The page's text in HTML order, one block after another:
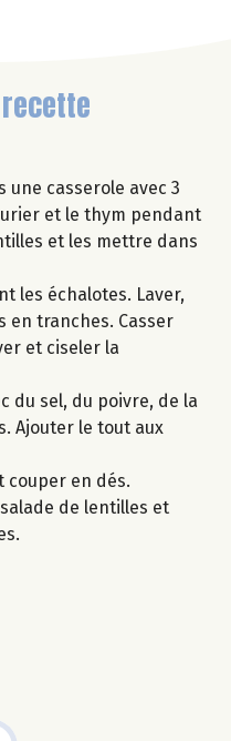
recette
une casserole avec 3
et le thym pendant
et les mettre dans
les échalotes. Laver,
en tranches. Casser
et ciseler la
du sel, du poivre, de la
Ajouter le tout aux
couper en dés.
de lentilles et